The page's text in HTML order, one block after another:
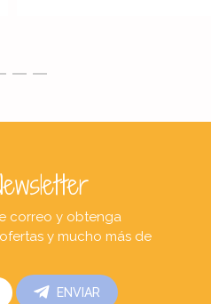
correo y obtenga
y mucho más de
ENVIAR